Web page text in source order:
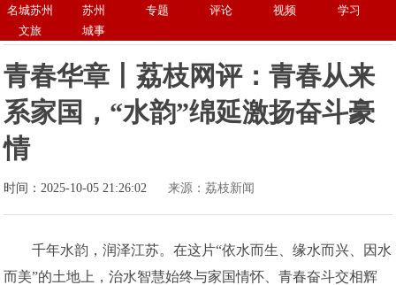
名城苏州 苏州 专题 评论 视频
学习
文旅
城事
青春华章丨荔枝网评：青春从来
系家国，“水韵”绵延激扬奋斗豪
情
时间：2025-10-05 21:26:02 来源：荔枝新闻
千年水韵，润泽江苏。在这片“依水而生、缘水而兴、因水
而美”的土地上，治水智慧始终与家国情怀、青春奋斗交相辉